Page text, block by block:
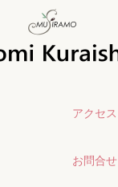
アクセス
お問合せ